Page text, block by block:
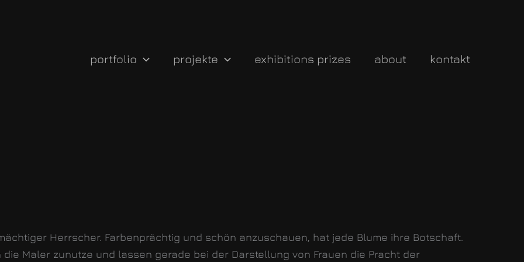
portfolio projekte exhibitions prizes about kontakt
Herrscher. Farbenprächtig und schön anzuschauen, hat jede Blume ihre Botschaft.
Maler zunutze und lassen gerade bei der Darstellung von Frauen die Pracht der